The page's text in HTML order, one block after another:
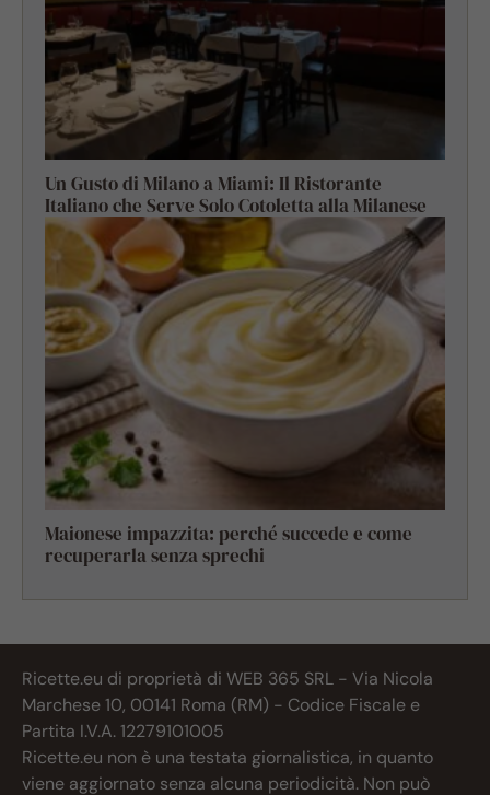
Un Gusto di Milano a Miami: Il Ristorante
Italiano che Serve Solo Cotoletta alla Milanese
Maionese impazzita: perché succede e come
recuperarla senza sprechi
Ricette.eu di proprietà di WEB 365 SRL - Via Nicola
Marchese 10, 00141 Roma (RM) - Codice Fiscale e
Partita I.V.A. 12279101005
Ricette.eu non è una testata giornalistica, in quanto
viene aggiornato senza alcuna periodicità. Non può